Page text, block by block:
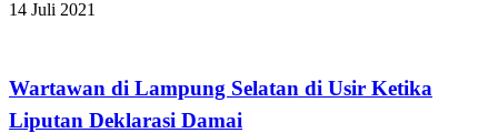
14 Juli 2021
Wartawan di Lampung Selatan di Usir Ketika
Liputan Deklarasi Damai